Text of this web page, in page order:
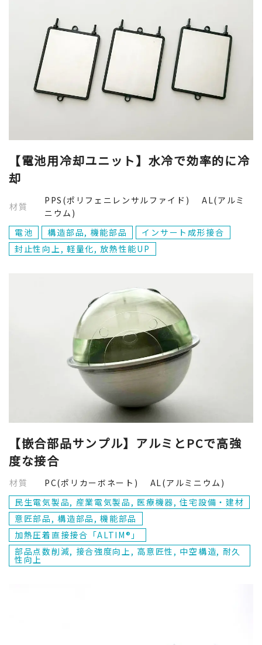
【電池用冷却ユニット】水冷で効率的に冷
却
材質
PPS(ポリフェニレンサルファイド) AL(アルミ
ニウム)
電池
構造部品, 機能部品
インサート成形接合
封止性向上, 軽量化, 放熱性能UP
【嵌合部品サンプル】アルミとPCで高強
度な接合
材質
PC(ポリカーボネート) AL(アルミニウム)
民生電気製品, 産業電気製品, 医療機器, 住宅設備・建材
意匠部品, 構造部品, 機能部品
加熱圧着直接接合「ALTIM®」
部品点数削減, 接合強度向上, 高意匠性, 中空構造, 耐久
性向上